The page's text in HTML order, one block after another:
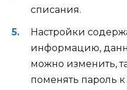
списания.
Настройки
информацию,
можно изменить,
поменять пароль к